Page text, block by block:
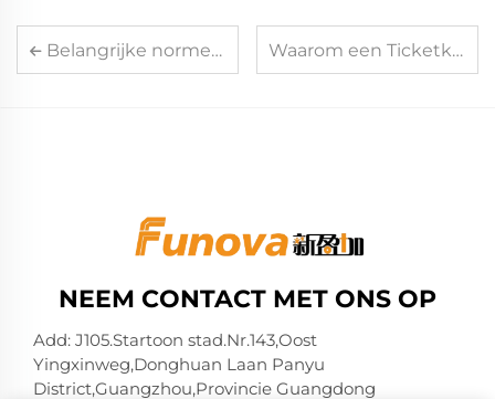
Belangrijke normen om te beoordelen bij het kiezen van een ticket in ticket out fabrikant Waarom een Ticketkiosk met Cashless Betalingsopties het Betalingsgemak voor Bezoekers Verhoogt
NEEM CONTACT MET ONS OP
Add: J105.Startoon stad.Nr.143,Oost
Yingxinweg,Donghuan Laan Panyu
District,Guangzhou,Provincie Guangdong